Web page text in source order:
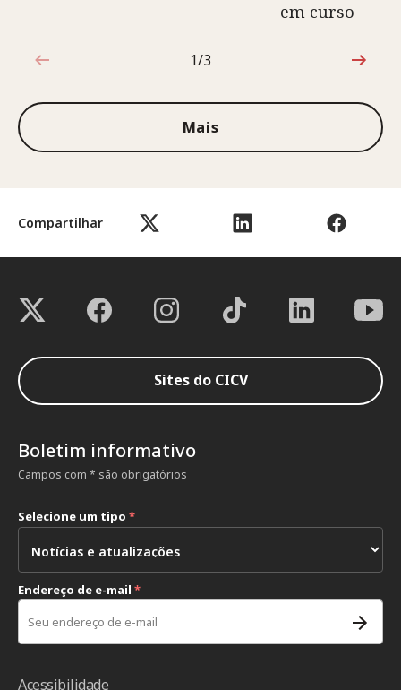
Compartilhar
em curso
1 de 3
1/3
Mais
Sites do CICV
Boletim informativo
Campos com * são obrigatórios
Selecione um tipo *
Endereço de e-mail *
Acessibilidade